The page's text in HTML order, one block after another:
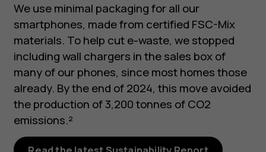
We use minimal packaging for all our
smartphones, made from certified FSC-Mix
materials. To help cut e-waste, we stopped
including wall chargers in the sales box of
many of our phones, since most homes those
already. By the end of 2024, this move avoided
the production of 3,200 tonnes of CO2
emissions.²